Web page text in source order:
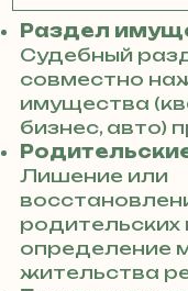
Раздел
Судебный
совместно
имущества
бизнес, авто)
Лишение или
родительских
определение
жительства